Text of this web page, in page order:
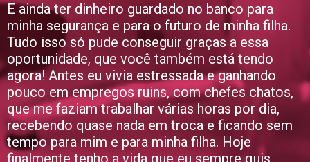
E ainda ter dinheiro guardado no banco para
minha segurança e para o futuro de minha filha.
Tudo isso só pude conseguir graças a essa
oportunidade, que você também está tendo
agora! Antes eu vivia estressada e ganhando
pouco em empregos ruins, com chefes chatos,
que me faziam trabalhar várias horas por dia,
recebendo quase nada em troca e ficando sem
tempo para mim e para minha filha. Hoje
finalmente tenho a vida que eu sempre quis,